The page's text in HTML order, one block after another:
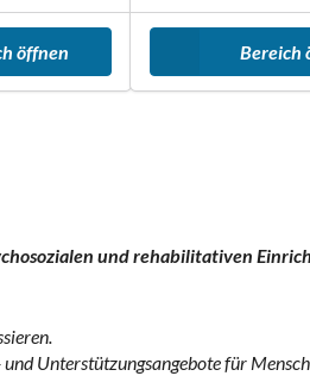
öffnen Bereich
und rehabilitativen
Unterstützungsangebote für